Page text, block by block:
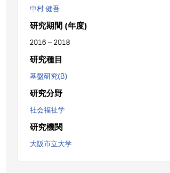
中村 健吾
研究期間 (年度)
2016 – 2018
研究種目
基盤研究(B)
研究分野
社会福祉学
研究機関
大阪市立大学